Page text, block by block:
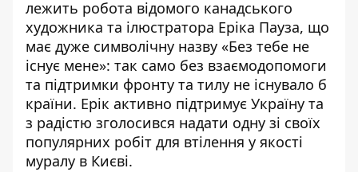
лежить робота відомого канадського
художника та ілюстратора Еріка Пауза, що
має дуже символічну назву «Без тебе не
існує мене»: так само без взаємодопомоги
та підтримки фронту та тилу не існувало б
країни. Ерік активно підтримує Україну та
з радістю зголосився надати одну зі своїх
популярних робіт для втілення у якості
муралу в Києві.